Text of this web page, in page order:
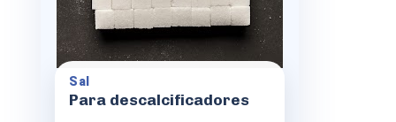
Sal
Para descalcificadores